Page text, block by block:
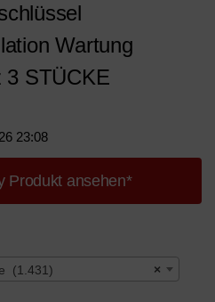
Wartung
3 STÜCKE
23:08
Produkt ansehen*
×
(1.431)